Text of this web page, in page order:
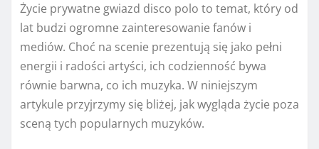
Życie prywatne gwiazd disco polo to temat, który od
lat budzi ogromne zainteresowanie fanów i
mediów. Choć na scenie prezentują się jako pełni
energii i radości artyści, ich codzienność bywa
równie barwna, co ich muzyka. W niniejszym
artykule przyjrzymy się bliżej, jak wygląda życie poza
sceną tych popularnych muzyków.